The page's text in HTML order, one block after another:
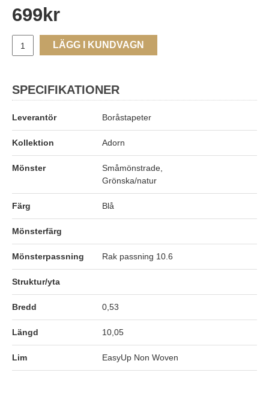
699 kr
LÄGG I KUNDVAGN
SPECIFIKATIONER
Leverantör Boråstapeter
Kollektion Adorn
Mönster
Småmönstrade,
Grönska/natur
Färg Blå
Mönsterfärg
Mönsterpassning Rak passning 10.6
Struktur/yta
Bredd 0,53
Längd 10,05
Lim EasyUp Non Woven